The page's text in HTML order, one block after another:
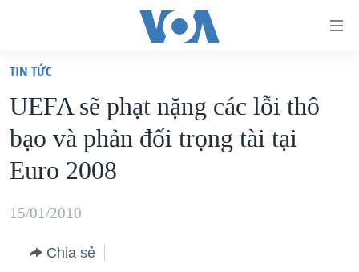
truy
cập
Tới
nội
chính
VIỆT NAM
HOA KỲ
BIỂN ĐÔNG
THẾ GIỚI
DIỄN ĐÀN
TIN TỨC
UEFA sẽ phạt nặng các lỗi thô
bạo và phản đối trọng tài tại
Euro 2008
15/01/2010
Chia sẻ